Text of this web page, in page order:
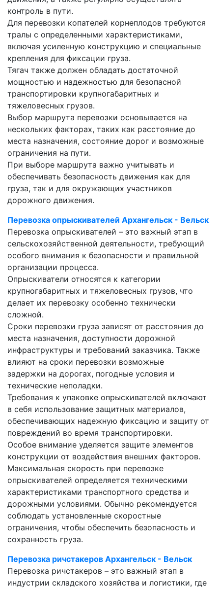
контроль в пути.
Для перевозки копателей корнеплодов требуются
тралы с определенными характеристиками,
включая усиленную конструкцию и специальные
крепления для фиксации груза.
Тягач также должен обладать достаточной
мощностью и надежностью для безопасной
транспортировки крупногабаритных и
тяжеловесных грузов.
Выбор маршрута перевозки основывается на
нескольких факторах, таких как расстояние до
места назначения, состояние дорог и возможные
ограничения на пути.
При выборе маршрута важно учитывать и
обеспечивать безопасность движения как для
груза, так и для окружающих участников
дорожного движения.
Перевозка опрыскивателей Архангельск - Вельск
Перевозка опрыскивателей – это важный этап в
сельскохозяйственной деятельности, требующий
особого внимания к безопасности и правильной
организации процесса.
Опрыскиватели относятся к категории
крупногабаритных и тяжеловесных грузов, что
делает их перевозку особенно технически
сложной.
Сроки перевозки груза зависят от расстояния до
места назначения, доступности дорожной
инфраструктуры и требований заказчика. Также
влияют на сроки перевозки возможные
задержки на дорогах, погодные условия и
технические неполадки.
Требования к упаковке опрыскивателей включают
в себя использование защитных материалов,
обеспечивающих надежную фиксацию и защиту от
повреждений во время транспортировки.
Особое внимание уделяется защите элементов
конструкции от воздействия внешних факторов.
Максимальная скорость при перевозке
опрыскивателей определяется техническими
характеристиками транспортного средства и
дорожными условиями. Обычно рекомендуется
соблюдать установленные скоростные
ограничения, чтобы обеспечить безопасность и
сохранность груза.
Перевозка ричстакеров Архангельск - Вельск
Перевозка ричстакеров – это важный этап в
индустрии складского хозяйства и логистики, где